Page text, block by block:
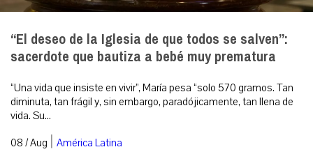
“El deseo de la Iglesia de que todos se salven”:
sacerdote que bautiza a bebé muy prematura
“Una vida que insiste en vivir”, María pesa “solo 570 gramos. Tan
diminuta, tan frágil y, sin embargo, paradójicamente, tan llena de
vida. Su...
08 / Aug | América Latina